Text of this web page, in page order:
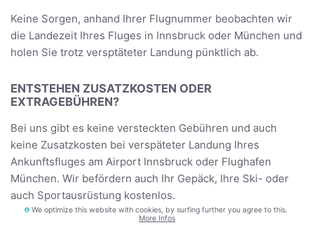
Keine Sorgen, anhand Ihrer Flugnummer beobachten wir
die Landezeit Ihres Fluges in Innsbruck oder München und
holen Sie trotz versptäteter Landung pünktlich ab.
ENTSTEHEN ZUSATZKOSTEN ODER
EXTRAGEBÜHREN?
Bei uns gibt es keine versteckten Gebühren und auch
keine Zusatzkosten bei verspäteter Landung Ihres
Ankunftsfluges am Airport Innsbruck oder Flughafen
München. Wir befördern auch Ihr Gepäck, Ihre Ski- oder
auch Sportausrüstung kostenlos.
We optimize this website with cookies, by surfing further you agree to this.
More Infos